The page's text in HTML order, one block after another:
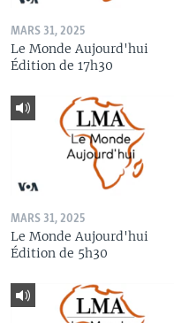
MARS 31, 2025
Le Monde Aujourd'hui
Édition de 17h30
MARS 31, 2025
Le Monde Aujourd'hui
Édition de 5h30